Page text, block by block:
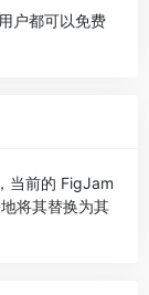
户都可以免费
当前的 FigJam
将其替换为其